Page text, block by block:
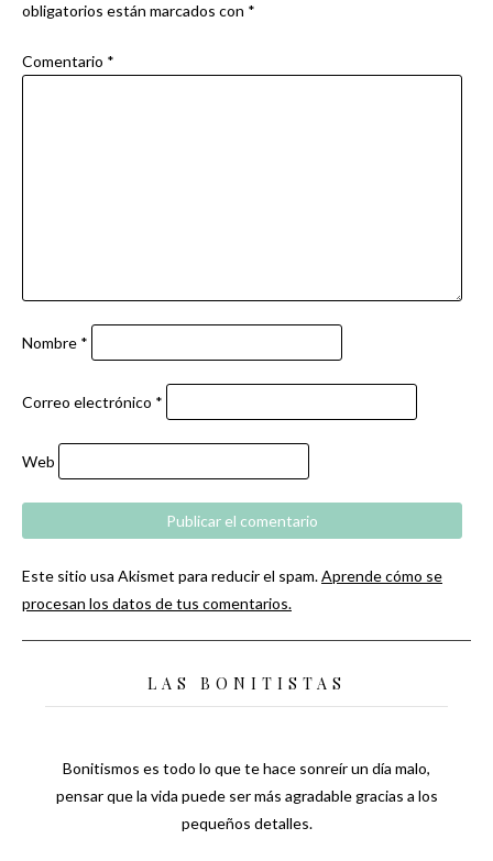
obligatorios están marcados con *
Comentario *
Nombre *
Correo electrónico *
Web
Este sitio usa Akismet para reducir el spam.Aprende cómo se
procesan los datos de tus comentarios.
LAS BONITISTAS
Bonitismos es todo lo que te hace sonreír un día malo,
pensar que la vida puede ser más agradable gracias a los
pequeños detalles.